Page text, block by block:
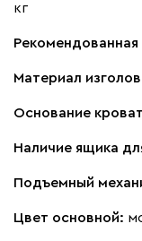
Букле
кг
Материал
Основание
Наличие ящика
Подъемный
Цвет основной: